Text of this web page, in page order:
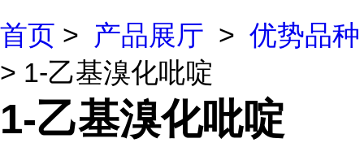
首页 > 产品展厅 > 优势品种
> 1-乙基溴化吡啶
1-乙基溴化吡啶